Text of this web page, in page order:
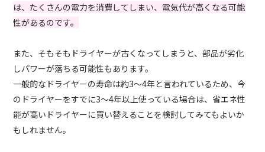
は、たくさんの電力を消費してしまい、電気代が高くなる可能
性があるのです。
また、そもそもドライヤーが古くなってしまうと、部品が劣化
しパワーが落ちる可能性もあります。
一般的なドライヤーの寿命は約3〜4年と言われているため、今
のドライヤーをすでに3〜4年以上使っている場合は、省エネ性
能が高いドライヤーに買い替えることを検討してみてもよいか
もしれません。